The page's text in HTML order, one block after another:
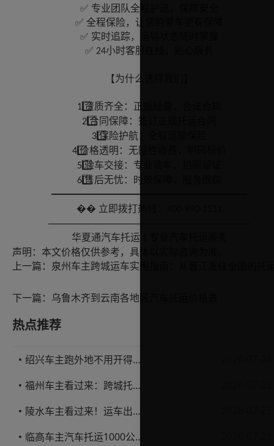
✅ 专业团队全程护送，保障安全
✅ 全程保险，让您的爱车更有保障
✅ 实时追踪，运输状态随时掌握
✅ 24小时客服在线，贴心服务
【为什么选择我们】
1️⃣ 资质齐全：正规经营，合法合规
2️⃣ 合同保障：签订正规托运合同
3️⃣ 保险护航：全程运输保险
4️⃣ 价格透明：无隐性收费，明码标价
5️ ⃣ 验车交接：专业验车，拍照留证
6️⃣ 售后无忧：时效保障，服务跟踪
━━━━━━━━━━━━━━━━━━━━
�� 立即拨打热线：
──────────────────────────────
华夏通汽车托运
声明：本文价格仅供参考，具体以实际咨询为准。
上一篇：
下一篇： 乌鲁木齐到云南各地区汽车托运价格表
热点推荐
绍兴车主跑外地不用开得累？这份汽车托运实用指南收好不亏
福州车主看过来：跨城托运1000公里，这笔账要怎么算才不亏
陵水车主看过来！运车出岛一千公里，这笔账得这么算
临高车主汽车托运1000公里省钱避坑指南